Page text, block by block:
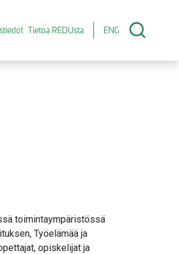
Tietoa REDUsta ENG
toimintaympäristössä
Työelämää ja
opiskelijat ja